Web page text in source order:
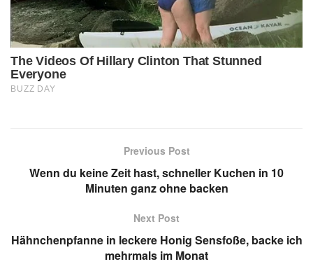
Previous Post
Wenn du keine Zeit hast, schneller Kuchen in 10
Minuten ganz ohne backen
Next Post
Hähnchenpfanne in leckere Honig Sensfoße, backe ich
mehrmals im Monat